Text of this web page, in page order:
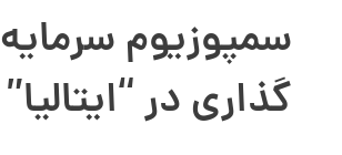
سمپوزیوم سرمایه
گذاری در “ایتالیا”